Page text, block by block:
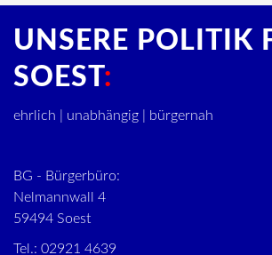
UNSERE POLITIK
SOEST
ehrlich | unabhängig | bürgernah
BG - Bürgerbüro:
Nelmannwall 4
59494 Soest
Tel.: 02921 4639